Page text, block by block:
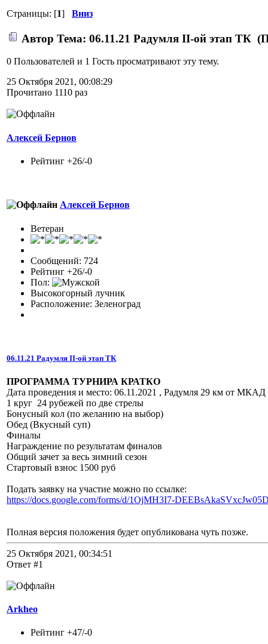
Страницы: [1] Вниз
Автор Тема: 06.11.21 Радумля II-ой этап ТК
0 Пользователей и 1 Гость просматривают эту тему.
25 Октября 2021, 00:08:29
Прочитано 1110 раз
Алексей Бернов
Рейтинг +26/-0
Алексей Бернов
Ветеран
Сообщений: 724
Рейтинг +26/-0
Пол:
Высокогорный лучник
Расположение: Зеленоград
06.11.21 Радумля II-ой этап ТК
ПРОГРАММА ТУРНИРА КРАТКО
Дата проведения и место: 06.11.2021 , Радумля 29 км от МКАД
1 круг 24 рубежей по две стрелы
Бонусный кол (по желанию на выбор)
Обед (Вкусный суп)
Финалы
Награждение по результатам финалов
Общий зачет за весь зимний сезон
Стартовый взнос 1500 руб
Подать заявку на участие можно по ссылке:
https://docs.google.com/forms/d/1OjMH3I7-
Полная версия положения будет опубликована чуть позже.
25 Октября 2021, 00:34:51
Ответ #1
Arkheo
Рейтинг +47/-0